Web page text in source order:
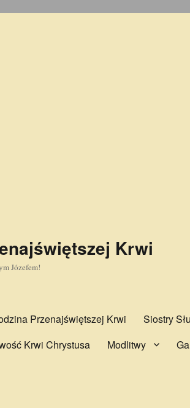
Krwi
Józefem!
Przenajświętszej Krwi Siostry
Krwi Chrystusa Modlitwy